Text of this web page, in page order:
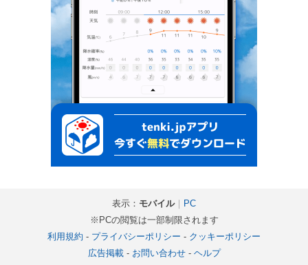
表示： モバイル｜ PC
※PCの閲覧は一部制限されます
利用規約 - プライバシーポリシー - クッキーポリシー
広告掲載- お問い合わせ- ヘルプ